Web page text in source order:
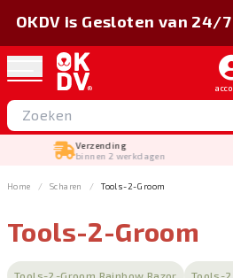
Verzending
binnen 2 werkdagen
OKDV is Gesloten van
Home Scharen Tools-2-Groom
Sorteer op
Tools-2-Groom
Tools-2-Groom Rainbow Razor Tools-